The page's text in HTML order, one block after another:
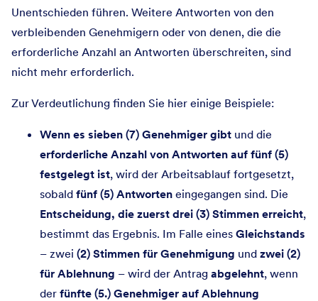
Unentschieden führen. Weitere Antworten von den
verbleibenden Genehmigern oder von denen, die die
erforderliche Anzahl an Antworten überschreiten, sind
nicht mehr erforderlich.
Zur Verdeutlichung finden Sie hier einige Beispiele:
Wenn es sieben (7) Genehmiger gibt und die
erforderliche Anzahl von Antworten auf fünf (5)
festgelegt ist, wird der Arbeitsablauf fortgesetzt,
sobald fünf (5) Antworten eingegangen sind. Die
Entscheidung, die zuerst drei (3) Stimmen erreicht,
bestimmt das Ergebnis. Im Falle eines Gleichstands
– zwei (2) Stimmen für Genehmigung und zwei (2)
für Ablehnung – wird der Antrag abgelehnt, wenn
der fünfte (5.) Genehmiger auf Ablehnung